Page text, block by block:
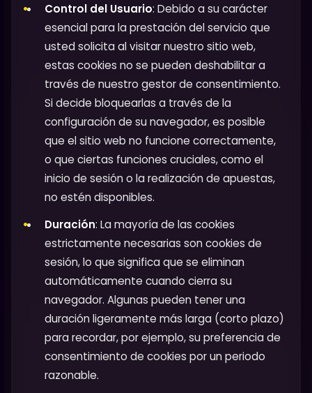
Control del Usuario: Debido a su carácter
esencial para la prestación del servicio que
usted solicita al visitar nuestro sitio web,
estas cookies no se pueden deshabilitar a
través de nuestro gestor de consentimiento.
Si decide bloquearlas a través de la
configuración de su navegador, es posible
que el sitio web no funcione correctamente,
o que ciertas funciones cruciales, como el
inicio de sesión o la realización de apuestas,
no estén disponibles.
Duración: La mayoría de las cookies
estrictamente necesarias son cookies de
sesión, lo que significa que se eliminan
automáticamente cuando cierra su
navegador. Algunas pueden tener una
duración ligeramente más larga (corto plazo)
para recordar, por ejemplo, su preferencia de
consentimiento de cookies por un periodo
razonable.